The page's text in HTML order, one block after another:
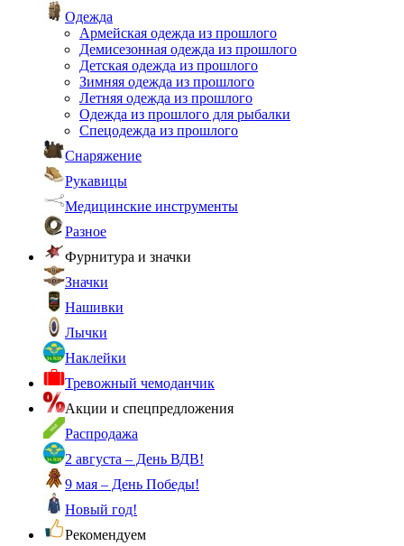
Одежда
Армейская одежда из прошлого
Демисезонная одежда из прошлого
Детская одежда из прошлого
Зимняя одежда из прошлого
Летняя одежда из прошлого
Одежда из прошлого для рыбалки
Спецодежда из прошлого
Снаряжение
Рукавицы
Медицинские инструменты
Разное
Фурнитура и значки
Значки
Нашивки
Лычки
Наклейки
Тревожный чемоданчик
Акции и спецпредложения
Распродажа
2 августа – День ВДВ!
9 мая – День Победы!
Новый год!
Рекомендуем